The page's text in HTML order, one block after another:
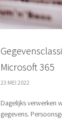
Microsoft 365
23 MEI 2022
Dagelijks verwerken
gegevens.